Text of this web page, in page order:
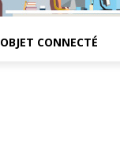
OBJET CONNECTÉ